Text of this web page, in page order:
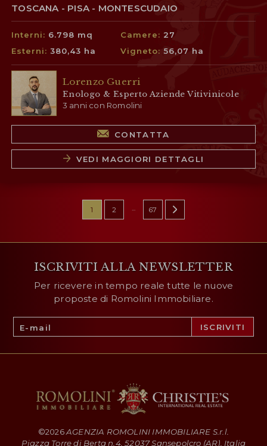
TOSCANA - PISA - MONTESCUDAIO
Interni: 6.798 mq Camere: 27
Esterni:380,43 ha Vigneto:56,07 ha
Lorenzo Guerri
Enologo & Esperto Aziende Vitivinicole
3 anni con Romolini
CONTATTA
VEDI MAGGIORI DETTAGLI
1 2 ... 67
ISCRIVITI ALLA NEWSLETTER
Per ricevere in tempo reale tutte le nuove
proposte di Romolini Immobiliare.
©2026AGENZIA ROMOLINI IMMOBILIARE S.r.l.
Piazza Torre di Berta n.4, 52037 Sansepolcro (AR), Italia